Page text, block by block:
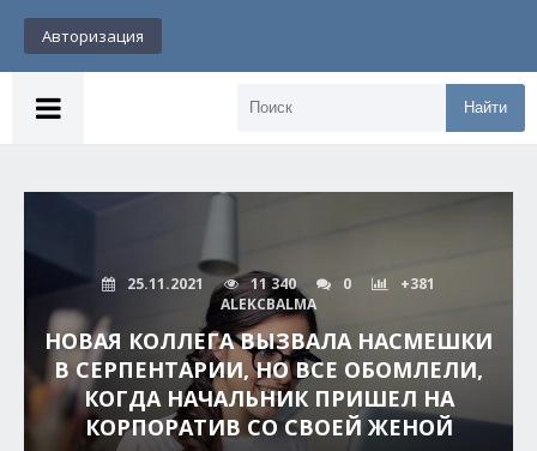
Авторизация
Найти
25.11.2021 11 340 0
+381
ALEKCBALMA
НОВАЯ КОЛЛЕГА ВЫЗВАЛА НАСМЕШКИ
В СЕРПЕНТАРИИ, НО ВСЕ ОБОМЛЕЛИ,
КОГДА НАЧАЛЬНИК ПРИШЕЛ НА
КОРПОРАТИВ СО СВОЕЙ ЖЕНОЙ